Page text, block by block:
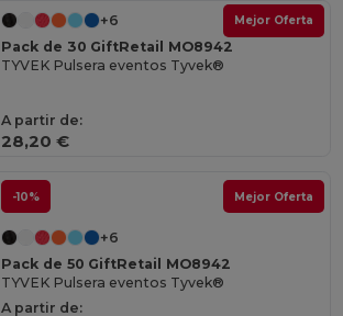
Mejor Oferta
+6
Pack de 30 GiftRetail MO8942
TYVEK Pulsera eventos Tyvek®
A partir de:
28,20 €
-10% Mejor Oferta
+6
Pack de 50 GiftRetail MO8942
TYVEK Pulsera eventos Tyvek®
A partir de: